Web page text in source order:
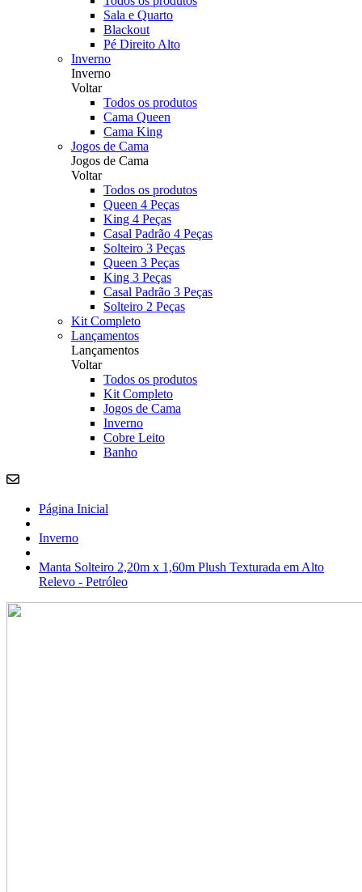
Sala e Quarto
Blackout
Pé Direito Alto
Inverno
Inverno
Voltar
Todos os produtos
Cama Queen
Cama King
Jogos de Cama
Jogos de Cama
Voltar
Todos os produtos
Queen 4 Peças
King 4 Peças
Casal Padrão 4 Peças
Solteiro 3 Peças
Queen 3 Peças
King 3 Peças
Casal Padrão 3 Peças
Solteiro 2 Peças
Kit Completo
Lançamentos
Lançamentos
Voltar
Todos os produtos
Kit Completo
Jogos de Cama
Inverno
Cobre Leito
Banho
Página Inicial
Inverno
Manta Solteiro 2,20m x 1,60m Plush Texturada em Alto
Relevo - Petróleo